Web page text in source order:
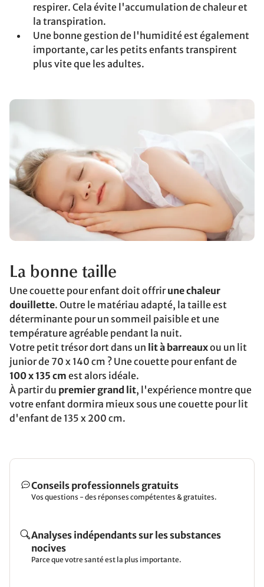
respirer. Cela évite l'accumulation de chaleur et
la transpiration.
Une bonne gestion de l'humidité est également
importante, car les petits enfants transpirent
plus vite que les adultes.
La bonne taille
Une couette pour enfant doit offrirune chaleur
douillette. Outre le matériau adapté, la taille est
déterminante pour un sommeil paisible et une
température agréable pendant la nuit.
Votre petit trésor dort dans un lit à barreauxou un lit
junior de 70 x 140 cm ? Une couette pour enfant de
100 x 135 cm est alors idéale.
À partir du premier grand lit, l'expérience montre que
votre enfant dormira mieux sous une couette pour lit
d'enfant de 135 x 200 cm.
Conseils professionnels gratuits
Vos questions - des réponses compétentes & gratuites.
Analyses indépendants sur les substances
nocives
Parce que votre santé est la plus importante.